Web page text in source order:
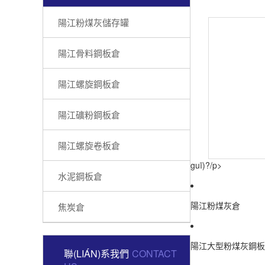
陽江粉煤灰儲存罐
陽江骨料鋼板倉
陽江螺旋鋼板倉
陽江礦粉鋼板倉
陽江螺旋卷板倉
水泥鋼板倉
焦炭倉
聯(LIÁN)系我們 CONTACT
guī)?/p>
陽江粉煤灰倉
陽江大型粉煤灰鋼